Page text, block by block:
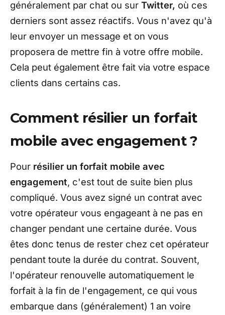
généralement par chat ou sur Twitter, où ces
derniers sont assez réactifs. Vous n'avez qu'à
leur envoyer un message et on vous
proposera de mettre fin à votre offre mobile.
Cela peut également être fait via votre espace
clients dans certains cas.
Comment résilier un forfait
mobile avec engagement ?
Pour résilier un forfait mobile avec
engagement, c'est tout de suite bien plus
compliqué. Vous avez signé un contrat avec
votre opérateur vous engageant à ne pas en
changer pendant une certaine durée. Vous
êtes donc tenus de rester chez cet opérateur
pendant toute la durée du contrat. Souvent,
l'opérateur renouvelle automatiquement le
forfait à la fin de l'engagement, ce qui vous
embarque dans (généralement) 1 an voire